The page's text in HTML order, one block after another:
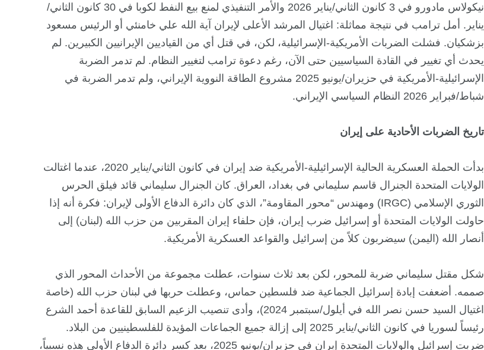
نيكولاس مادورو في 3 كانون الثاني/يناير 2026 والأمر التنفيذي لمنع بيع النفط لكوبا في 30 كانون الثاني/
يناير. أمل ترامب في نتيجة مماثلة: اغتيال المرشد الأعلى لإيران آية الله علي خامنئي أو الرئيس مسعود
بزشكيان. فشلت الضربات الأمريكية-الإسرائيلية، لكن، في قتل أي من القياديين الإيرانيين الكبيرين. لم
يحدث أي تغيير في القادة السياسيين حتى الآن، رغم دعوة ترامب لتغيير النظام. لم تدمر الضربة
الإسرائيلية-الأمريكية في حزيران/يونيو 2025 مشروع الطاقة النووية الإيراني، ولم تدمر الضربة في
شباط/فبراير 2026 النظام السياسي الإيراني.
تاريخ الضربات الأحادية على إيران
بدأت الحملة العسكرية الحالية الإسرائيلية-الأمريكية ضد إيران في كانون الثاني/يناير 2020، عندما اغتالت
الولايات المتحدة الجنرال قاسم سليماني في بغداد، العراق. كان الجنرال سليماني قائد فيلق الحرس
الثوري الإسلامي (IRGC) ومهندس “محور المقاومة”، الذي كان دائرة الدفاع الأولى لإيران: فكرة أنه إذا
حاولت الولايات المتحدة أو إسرائيل ضرب إيران، فإن حلفاء إيران المقربين من حزب الله (لبنان) إلى
أنصار الله (اليمن) سيضربون كلاً من إسرائيل والقواعد العسكرية الأمريكية.
شكل مقتل سليماني ضربة للمحور، لكن بعد ثلاث سنوات، عطلت مجموعة من الأحداث المحور الذي
صممه. أضعفت إبادة إسرائيل الجماعية ضد فلسطين حماس، وعطلت حربها في لبنان حزب الله (خاصة
اغتيال السيد حسن نصر الله في أيلول/سبتمبر 2024)، وأدى تنصيب الزعيم السابق للقاعدة أحمد الشرع
رئيساً لسوريا في كانون الثاني/يناير 2025 إلى إزالة جميع الجماعات المؤيدة للفلسطينيين من البلاد.
ضربت إسرائيل والولايات المتحدة إيران في حزيران/يونيو 2025، بعد كسر دائرة الدفاع الأولى هذه نسبياً،